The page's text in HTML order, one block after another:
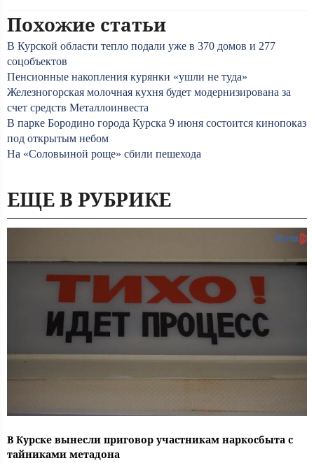
Похожие статьи
В Курской области тепло подали уже в 370 домов и 277
соцобъектов
Пенсионные накопления курянки «ушли не туда»
Железногорская молочная кухня будет модернизирована за
счет средств Металлоинвеста
В парке Бородино города Курска 9 июня состоится кинопоказ
под открытым небом
На «Соловьиной роще» сбили пешехода
ЕЩЕ В РУБРИКЕ
В Курске вынесли приговор участникам наркосбыта с
тайниками метадона